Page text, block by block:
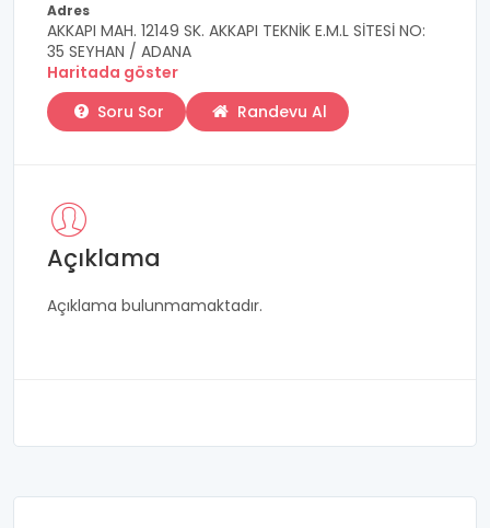
Adres
AKKAPI MAH. 12149 SK. AKKAPI TEKNİK E.M.L SİTESİ NO:
35 SEYHAN / ADANA
Haritada göster
Soru Sor
Randevu Al
Açıklama
Açıklama bulunmamaktadır.